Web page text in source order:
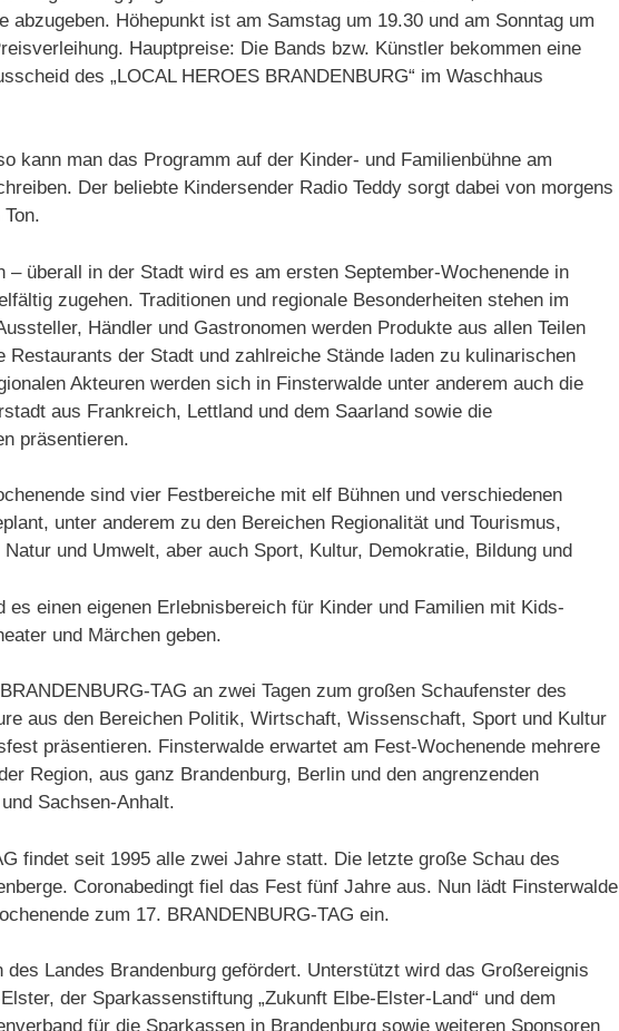
abzugeben. Höhepunkt ist am Samstag um 19.30 und am Sonntag um
Hauptpreise: Die Bands bzw. Künstler bekommen eine
des „LOCAL HEROES BRANDENBURG“ im Waschhaus
kann man das Programm auf der Kinder- und Familienbühne am
Der beliebte Kindersender Radio Teddy sorgt dabei von morgens
– überall in der Stadt wird es am ersten September-Wochenende in
zugehen. Traditionen und regionale Besonderheiten stehen im
Händler und Gastronomen werden Produkte aus allen Teilen
Restaurants der Stadt und zahlreiche Stände laden zu kulinarischen
Akteuren werden sich in Finsterwalde unter anderem auch die
aus Frankreich, Lettland und dem Saarland sowie die
präsentieren.
sind vier Festbereiche mit elf Bühnen und verschiedenen
unter anderem zu den Bereichen Regionalität und Tourismus,
und Umwelt, aber auch Sport, Kultur, Demokratie, Bildung und
es einen eigenen Erlebnisbereich für Kinder und Familien mit Kids-
und Märchen geben.
TAG an zwei Tagen zum großen Schaufenster des
aus den Bereichen Politik, Wirtschaft, Wissenschaft, Sport und Kultur
präsentieren. Finsterwalde erwartet am Fest-Wochenende mehrere
Region, aus ganz Brandenburg, Berlin und den angrenzenden
Sachsen-Anhalt.
findet seit 1995 alle zwei Jahre statt. Die letzte große Schau des
Coronabedingt fiel das Fest fünf Jahre aus. Nun lädt Finsterwalde
zum 17. BRANDENBURG-TAG ein.
Landes Brandenburg gefördert. Unterstützt wird das Großereignis
der Sparkassenstiftung „Zukunft Elbe-Elster-Land“ und dem
für die Sparkassen in Brandenburg sowie weiteren Sponsoren